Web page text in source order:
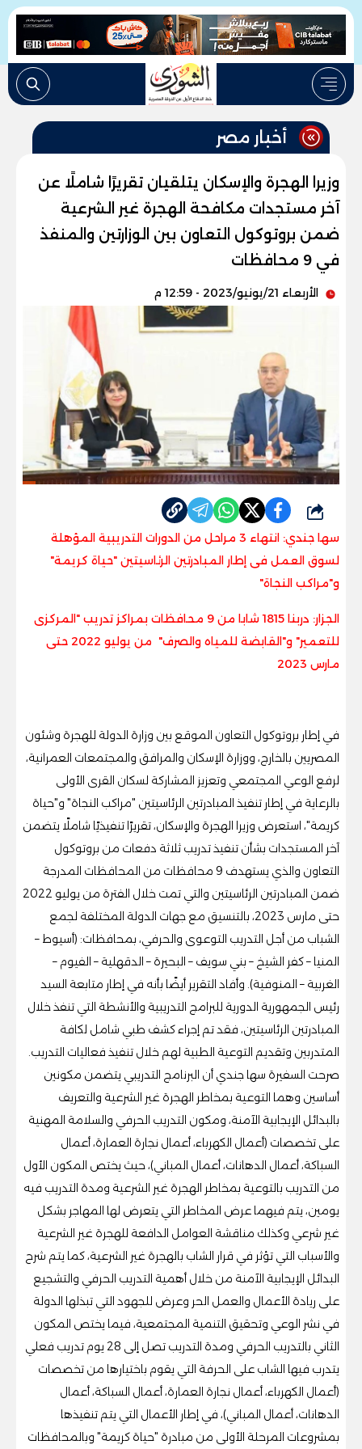
أخبار مصر
وزيرا الهجرة والإسكان يتلقيان تقريرًا شاملًا عن
آخر مستجدات مكافحة الهجرة غير الشرعية
ضمن بروتوكول التعاون بين الوزارتين والمنفذ
في 9 محافظات
الأربعاء 21/يونيو/2023 - 12:59 م
شارك
سها جندي: انتهاء 3 مراحل من الدورات التدريبية المؤهلة
لسوق العمل فى إطار المبادرتين الرئاسيتين "حياة كريمة"
و"مراكب النجاة"
الجزار: دربنا 1815 شابا من 9 محافظات بمراكز تدريب "المركزى
للتعمير" و"القابضة للمياه والصرف" من يوليو 2022 حتى
مارس 2023
في إطار بروتوكول التعاون الموقع بين وزارة الدولة للهجرة وشئون
المصريين بالخارج، ووزارة الإسكان والمرافق والمجتمعات العمرانية،
لرفع الوعي المجتمعي وتعزيز المشاركة لسكان القرى الأولى
بالرعاية في إطار تنفيذ المبادرتين الرئاسيتين "مراكب النجاة" و"حياة
كريمة"، استعرض وزيرا الهجرة والإسكان، تقريرًا تنفيذيًا شاملًا يتضمن
آخر المستجدات بشأن تنفيذ تدريب ثلاثة دفعات من بروتوكول
التعاون والذي يستهدف 9 محافظات من المحافظات المدرجة
ضمن المبادرتين الرئاسيتين والتي تمت خلال الفترة من يوليو 2022
حتى مارس 2023، بالتنسيق مع جهات الدولة المختلفة لجمع
الشباب من أجل التدريب التوعوى والحرفي، بمحافظات: (أسيوط –
المنيا – كفر الشيخ – بني سويف – البحيرة – الدقهلية – الفيوم –
الغربية – المنوفية). وأفاد التقرير أيضًا بأنه في إطار متابعة السيد
رئيس الجمهورية الدورية للبرامج التدريبية والأنشطة التي تنفذ خلال
المبادرتين الرئاسيتين، فقد تم إجراء كشف طبي شامل لكافة
المتدربين وتقديم التوعية الطبية لهم خلال تنفيذ فعاليات التدريب.
صرحت السفيرة سها جندي أن البرنامج التدريبي يتضمن مكونين
أساسين وهما التوعية بمخاطر الهجرة غير الشرعية والتعريف
بالبدائل الإيجابية الآمنة، ومكون التدريب الحرفي والسلامة المهنية
على تخصصات (أعمال الكهرباء، أعمال نجارة العمارة، أعمال
السباكة، أعمال الدهانات، أعمال المباني)، حيث يختص المكون الأول
من التدريب بالتوعية بمخاطر الهجرة غير الشرعية ومدة التدريب فيه
يومين، يتم فيهما عرض المخاطر التي يتعرض لها المهاجر بشكل
غير شرعي وكذلك مناقشة العوامل الدافعة للهجرة غير الشرعية
والأسباب التي تؤثر في قرار الشاب بالهجرة غير الشرعية، كما يتم شرح
البدائل الإيجابية الآمنة من خلال أهمية التدريب الحرفي والتشجيع
على ريادة الأعمال والعمل الحر وعرض للجهود التي تبذلها الدولة
في نشر الوعي وتحقيق التنمية المجتمعية، فيما يختص المكون
الثاني بالتدريب الحرفي ومدة التدريب تصل إلى 28 يوم تدريب فعلي
يتدرب فيها الشاب على الحرفة التي يقوم باختيارها من تخصصات
(أعمال الكهرباء، أعمال نجارة العمارة، أعمال السباكة، أعمال
الدهانات، أعمال المباني)، في إطار الأعمال التي يتم تنفيذها
بمشروعات المرحلة الأولى من مبادرة "حياة كريمة" وبالمحافظات